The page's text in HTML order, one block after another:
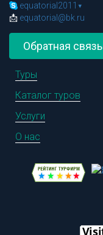
equatorial2011 ▾
📩 equatorial@bk.ru
Обратная связь
Туры
Каталог туров
Услуги
О нас